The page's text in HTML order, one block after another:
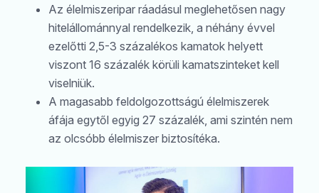
Az élelmiszeripar ráadásul meglehetősen nagy
hitelállománnyal rendelkezik, a néhány évvel
ezelőtti 2,5-3 százalékos kamatok helyett
viszont 16 százalék körüli kamatszinteket kell
viselniük.
A magasabb feldolgozottságú élelmiszerek
áfája egytől egyig 27 százalék, ami szintén nem
az olcsóbb élelmiszer biztosítéka.